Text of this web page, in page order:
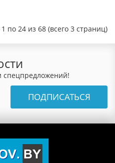
по 24 из 68 (всего 3 страниц)
спецпредложений!
ПОДПИСАТЬСЯ